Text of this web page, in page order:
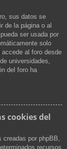
sus datos se
de la página o al
ser usada por
solo
al foro desde
universidades,
del foro ha
cookies del
por phpBB,
recursos